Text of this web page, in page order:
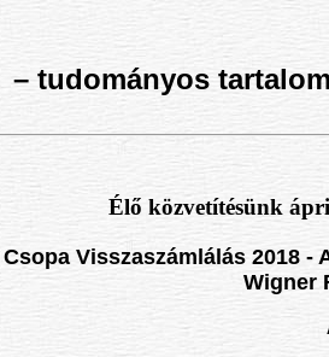
– tudományos
Élő közvetítésünk
Csopa Visszaszámlálás 2018 -
Wigner